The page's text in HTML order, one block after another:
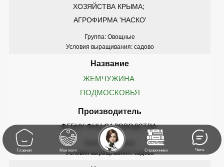
ХОЗЯЙСТВА КРЫМА;
АГРОФИРМА 'НАСКО'
Группа: Овощные
Условия выращивания: садово
ЖЕМЧУЖИНА
ПОДМОСКОВЬЯ
ФГБНУ ФНЦ САДОВОДСТВА
Группа: Овощные
Условия выращивания: садово
Главная Мои поля Справочники Чаты